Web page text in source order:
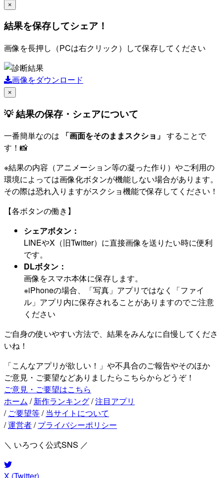
×
結果を保存してシェア！
画像を長押し（PCは右クリック）して保存してください
画像をダウンロード
×
💡 結果の保存・シェアについて
一番簡単なのは 「画面をそのままスクショ」 することで
す！📸
※結果の内容（アニメーション等の凝った作り）やご利用の
環境によっては画像化ボタンが機能しない場合があります。
その際は恐れ入りますがスクショ機能で保存してください！
【各ボタンの働き】
シェアボタン：
LINEやX（旧Twitter）に直接画像を送りたい時に便利
です。
DLボタン：
画像をスマホ本体に保存します。
※iPhoneの場合、「写真」アプリではなく「ファイ
ル」アプリ内に保存されることがありますのでご注意
ください
ご自身の使いやすい方法で、結果をみんなに自慢してくださ
いね！
「こんなアプリが欲しい！」や不具合のご報告やそのほか
ご意見・ご要望などありましたらこちらからどうぞ！
ご意見・ご要望はこちら
ホーム / 新作ランキング/注目アプリ
/ ご要望等/ 当サイトについて
/運営者/ プライバシーポリシー
＼ いろつく公式SNS ／